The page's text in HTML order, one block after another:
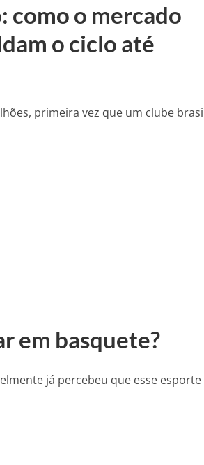
o mercado
o ciclo até
primeira vez que um clube
em basquete?
já percebeu que esse esporte